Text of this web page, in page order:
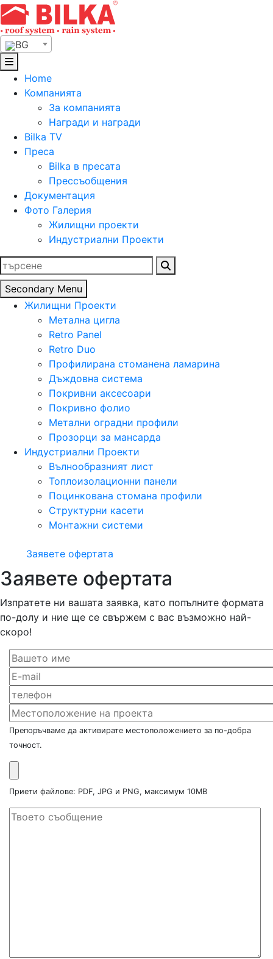
Skip
to
content
BG
Home
Компанията
За компанията
Награди и награди
Bilka TV
Преса
Bilka в пресата
Прессъобщения
Документация
Фото Галерия
Жилищни проекти
Индустриални Проекти
Търсене
за:
Secondary Menu
Жилищни Проекти
Метална цигла
Retro Panel
Retro Duo
Профилирана стоманена ламарина
Дъждовна система
Покривни аксесоари
Покривно фолио
Метални оградни профили
Прозорци за мансарда
Индустриални Проекти
Вълнообразният лист
Топлоизолационни панели
Поцинкована стомана профили
Структурни касети
Монтажни системи
Заявете офертата
Заявете офертата
Изпратете ни вашата заявка, като попълните формата
по-долу и ние ще се свържем с вас възможно най-
скоро!
Препоръчваме да активирате местоположението за по-добра
точност.
Приети файлове: PDF, JPG и PNG, максимум 10MB